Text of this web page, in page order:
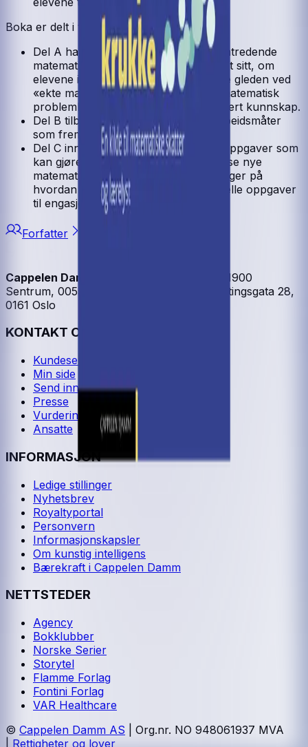
Boka er delt i tre deler:
Del A handler om hvordan noen framtredende
matematikere beskriver kjernen i faget sitt, om
elevene i tilstrekkelig grad får oppleve gleden ved
«ekte matematikk», og om hvordan matematisk
problemløsning kan bidra til internalisert kunnskap.
Del B tilbyr praktiske tips for ulike arbeidsmåter
som fremmer varig kunnskap.
Del C inneholder en stor samling av oppgaver som
kan gjøre elevene bedre rustet til å løse nye
matematiske utfordringer og forklaringer på
hvordan man kan omforme tradisjonelle oppgaver
til engasjerende oppgaver.
Forfatter
Cappelen Damm
| Postadresse: Postboks 1900
Sentrum, 0055 Oslo | Besøksadresse: Stortingsgata 28,
0161 Oslo
KONTAKT OSS
Kundeservice
Min side
Send inn manus
Presse
Vurderingseksemplar
Ansatte
INFORMASJON
Ledige stillinger
Nyhetsbrev
Royaltyportal
Personvern
Informasjonskapsler
Om kunstig intelligens
Bærekraft i Cappelen Damm
NETTSTEDER
Agency
Bokklubber
Norske Serier
Storytel
Flamme Forlag
Fontini Forlag
VAR Healthcare
© Cappelen Damm AS | Org.nr. NO 948061937 MVA
Rettigheter og lover